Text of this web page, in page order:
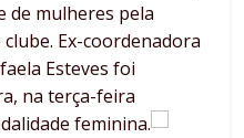
de mulheres pela
Ex-coordenadora
Esteves foi
na terça-feira
feminina.